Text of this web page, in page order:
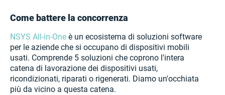
Come battere la concorrenza
NSYS All-in-One è un ecosistema di soluzioni software
per le aziende che si occupano di dispositivi mobili
usati. Comprende 5 soluzioni che coprono l'intera
catena di lavorazione dei dispositivi usati,
ricondizionati, riparati o rigenerati. Diamo un'occhiata
più da vicino a questa catena.